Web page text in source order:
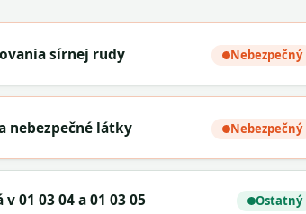
sírnej rudy Nebezpečný
nebezpečné látky Nebezpečný
01 03 04 a 01 03 05 Ostatný